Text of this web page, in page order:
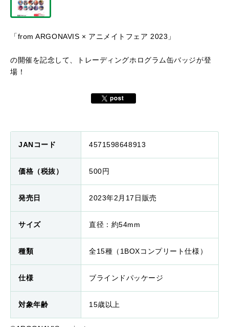
「from ARGONAVIS × アニメイトフェア 2023」
の開催を記念して、
トレーディングホログラム缶バッジが登
場！
JANコード 4571598648913
価格（税抜） 500円
発売日 2023年2月17日販売
サイズ 直径：約54mm
種類 全15種（1BOXコンプリート仕様）
仕様 ブラインドパッケージ
対象年齢 15歳以上